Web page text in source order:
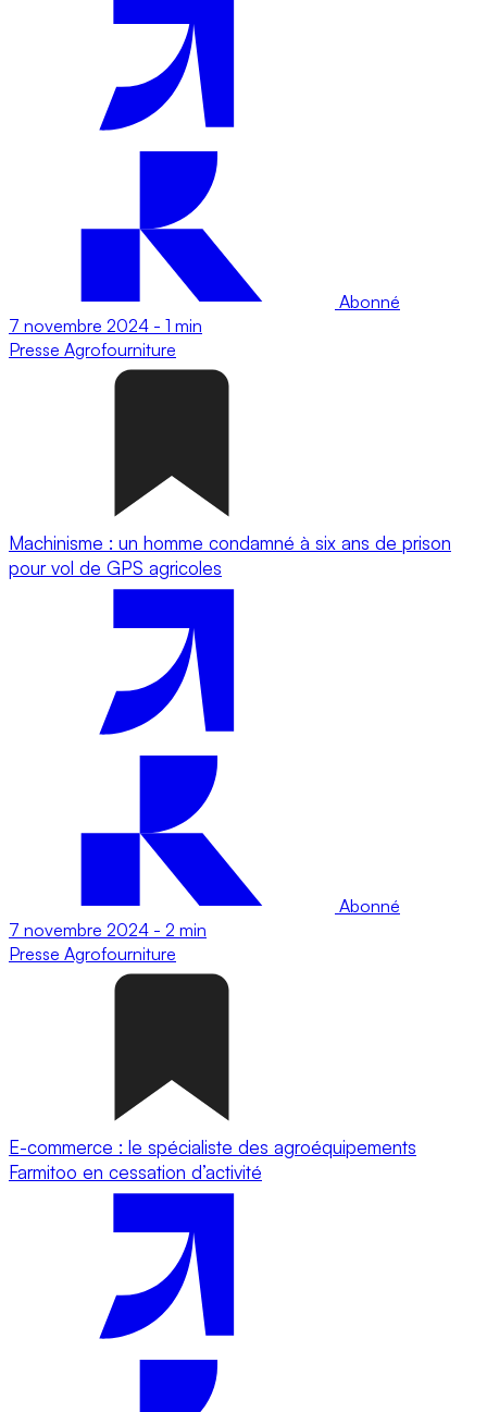
Abonné
7 novembre 2024 - 1 min
Presse Agrofourniture
Machinisme : un homme condamné à six ans de prison
pour vol de GPS agricoles
Abonné
7 novembre 2024 - 2 min
Presse Agrofourniture
E-commerce : le spécialiste des agroéquipements
Farmitoo en cessation d’activité